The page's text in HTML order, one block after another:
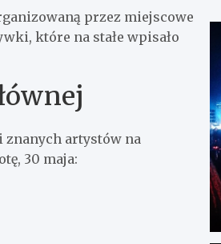
przez miejscowe
które na stałe wpisało
znanych artystów na
30 maja: